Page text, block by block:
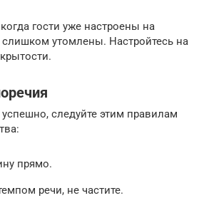
гости уже настроены на
утомлены. Настройтесь на
следуйте этим правилам
прямо.
речи, не частите.